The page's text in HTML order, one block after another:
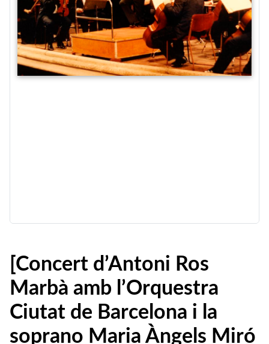
[Concert d’Antoni Ros
Marbà amb l’Orquestra
Ciutat de Barcelona i la
soprano Maria Àngels Miró